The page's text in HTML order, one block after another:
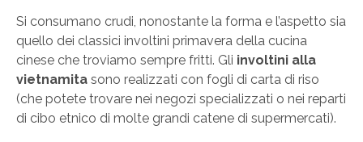
Si consumano crudi, nonostante la forma e l’aspetto sia
quello dei classici involtini primavera della cucina
cinese che troviamo sempre fritti. Gli involtini alla
vietnamita sono realizzati con fogli di carta di riso
(che potete trovare nei negozi specializzati o nei reparti
di cibo etnico di molte grandi catene di supermercati).